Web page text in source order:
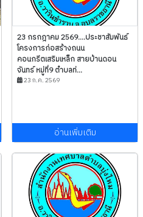
23 กรกฎาคม 2569....ประชาสัมพันธ์
โครงการก่อสร้างถนน
คอนกรีตเสริมเหล็ก สายบ้านดอน
จันทร์ หมู่ที่9 ตำบลท่...
23 ก.ค. 2569
อ่านเพิ่มเติม